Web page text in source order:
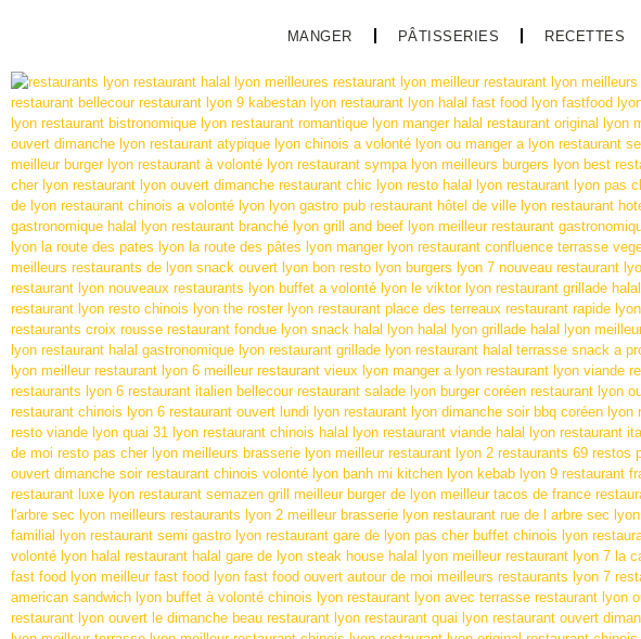
MANGER PÂTISSERIES RECETTES